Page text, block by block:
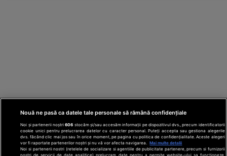
Nouă ne pasă ca datele tale personale să rămână confidențiale
Noi și partenerii noștri606 stocăm și/sau accesăm informații pe dispozitivul dvs., precum identificatorii
cookie unici pentru prelucrarea datelor cu caracter personal. Puteți accepta sau gestiona alegerile
dvs. făcând clic mai jos sau în orice moment, pe pagina cu politica de confidențialitate. Aceste alegeri
vor fi raportate partenerilor noștri și nu vă vor afecta navigarea.
Mai multe detalii
Noi si partenerii nostri (retelele de socializare si agentiile de publicitate partenere, precum si furnizorii
nostri de servicii de date analitice) prelucram date pentru a permite website-ului sa functioneze,